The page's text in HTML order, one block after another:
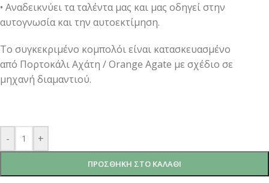
• Αναδεικνύει τα ταλέντα μας και μας οδηγεί στην
αυτογνωσία και την αυτοεκτίμηση.
Το συγκεκριμένο κομπολόι είναι κατασκευασμένο
από Πορτοκάλι Αχάτη / Orange Agate με σχέδιο σε
μηχανή διαμαντιού.
- +
ΠΡΟΣΘΉΚΗ ΣΤΟ ΚΑΛΆΘΙ